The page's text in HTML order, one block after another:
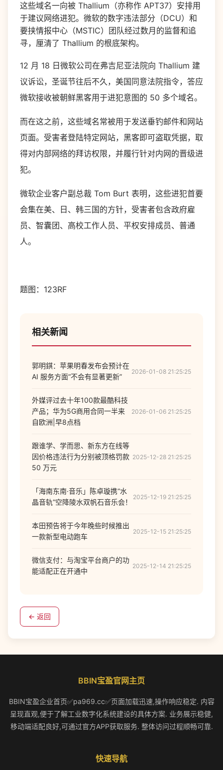
这些域名一向被 Thallium（亦称作 APT37）安排用
于建议网络进犯。微软的数字违法部分（DCU）和
要挟情报中心（MSTIC）团队经过数月的监督和追
寻，厘清了 Thallium 的根底架构。
12 月 18 日微软公司在弗吉尼亚法院向 Thallium 建
议诉讼，圣诞节往后不久，美国同意法院指令，答应
微软接收被朝鲜黑客用于进犯意图的 50 多个域名。
而在这之前，这些域名常被用于发送垂钓邮件和网站
页面。受害者登陆特定网站，黑客即可盗取凭据，取
得对内部网络的拜访权限，并履行针对内网的晋级进
犯。
微软企业客户副总裁 Tom Burt 表明，这些进犯首要
会集在美、日、韩三国的方针，受害者包含政府雇
员、智囊团、高校工作人员、平权安排成员、普通
人。
题图：123RF
相关新闻
郭明錤：苹果明春发布会预计在
AI 服务方面“不会有显著更新”
2026-01-08 21:25:25
外媒评过去十年100款最酷科技
产品；华为5G商用合同一半来
自欧洲|早8点档
2026-01-06 21:25:25
跟谁学、学而思、新东方在线等
因价格违法行为分别被顶格罚款
50 万元
2025-12-28 21:25:25
「海南东南·音乐」陈卓璇携“水
晶音轨”空降陵水双帆石音乐会！
2025-12-19 21:25:25
本田预告将于今年晚些时候推出
一款新型电动跑车
2025-12-15 21:25:25
微信支付：与淘宝平台商户的功
能适配正在开通中
2025-12-14 21:25:25
← 返回
BBIN宝盈官网主页
BBIN宝盈企业首页✅pa969.cc✅页面加载迅速,操作响应稳定. 内容
呈现直观,便于了解工业数字化系统建设的具体方案. 业务展示稳健,
移动端适配良好,可通过官方APP获取服务. 整体访问过程顺畅可靠.
快速导航